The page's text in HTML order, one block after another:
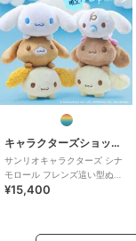
キャラクターズショップ ラフラフ
サンリオキャラクターズ シナ
モロール フレンズ這い型ぬい
ぐるみS 6Pセット
¥15,400